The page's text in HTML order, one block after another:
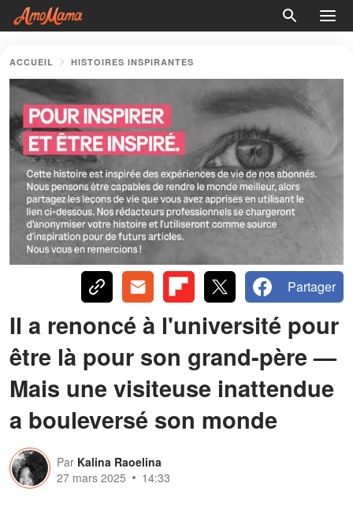
ACCUEIL HISTOIRES INSPIRANTES
Partager
Il a renoncé à l'université pour
être là pour son grand-père —
Mais une visiteuse inattendue
a bouleversé son monde
Par Kalina Raoelina
27 mars 2025
14:33